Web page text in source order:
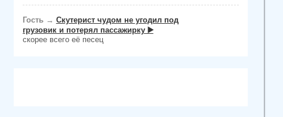
Гость → Скутерист чудом не угодил под
грузовик и потерял пассажирку ▶️
скорее всего её песец